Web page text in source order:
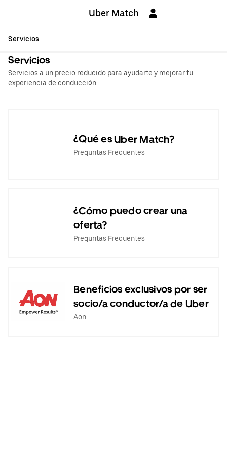
Uber Match
Servicios
Servicios
Servicios a un precio reducido para ayudarte y mejorar tu
experiencia de conducción.
¿Qué es Uber Match?
Preguntas Frecuentes
¿Cómo puedo crear una
oferta?
Preguntas Frecuentes
Beneficios exclusivos por ser
socio/a conductor/a de Uber
Aon